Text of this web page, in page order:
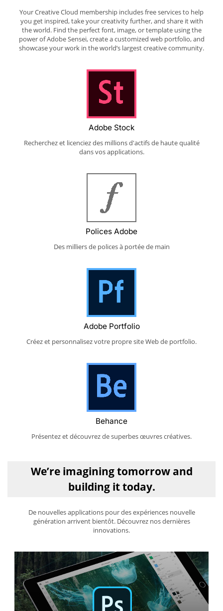
Your Creative Cloud membership includes free services to help
you get inspired, take your creativity further, and share it with
the world. Find the perfect font, image, or template using the
power of Adobe Sensei, create a customized web portfolio, and
showcase your work in the world’s largest creative community.
Adobe Stock
Recherchez et licenciez des millions d'actifs de haute qualité
dans vos applications.
Polices Adobe
Des milliers de polices à portée de main
Adobe Portfolio
Créez et personnalisez votre propre site Web de portfolio.
Behance
Présentez et découvrez de superbes œuvres créatives.
We’re imagining tomorrow and
building it today.
De nouvelles applications pour des expériences nouvelle
génération arrivent bientôt. Découvrez nos dernières
innovations.